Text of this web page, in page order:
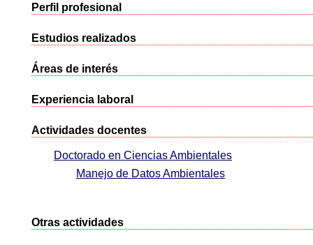
Perfil profesional
Estudios realizados
Áreas de interés
Experiencia laboral
Actividades docentes
Doctorado en Ciencias Ambientales
Manejo de Datos Ambientales
Otras actividades